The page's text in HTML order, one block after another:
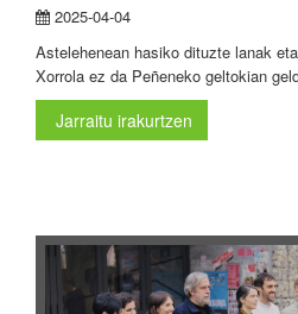
2025-04-04
Astelehenean hasiko dituzte lanak
Xorrola ez da Peñeneko geltokian
Jarraitu irakurtzen